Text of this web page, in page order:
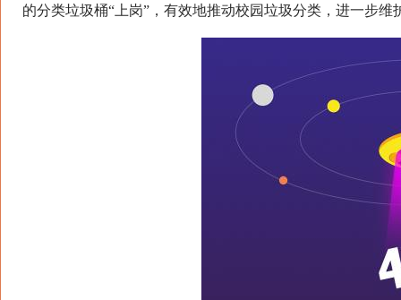
的分类垃圾桶“上岗”，有效地推动校园垃圾分类，进一步维